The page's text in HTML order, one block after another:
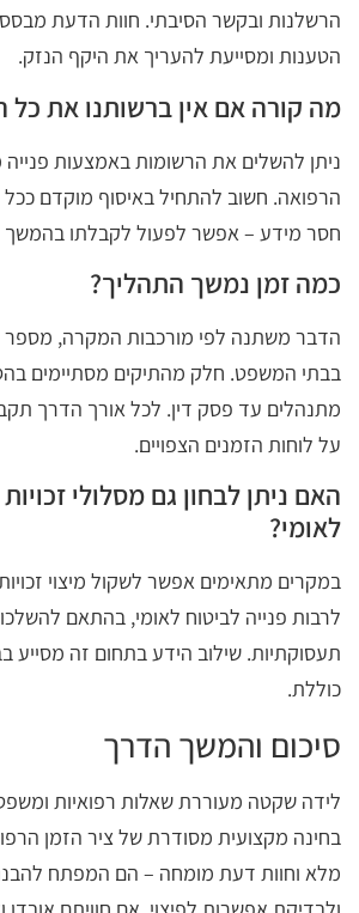
הרשלנות ובקשר הסיבתי. חוות הדעת
הטענות ומסייעת להעריך את היקף הנזק.
מה קורה אם אין ברשותנו את כל
ניתן להשלים את הרשומות באמצעות פנייה
הרפואה. חשוב להתחיל באיסוף מוקדם
חסר מידע – אפשר לפעול לקבלתו בהמשך
כמה זמן נמשך התהליך?
הדבר משתנה לפי מורכבות המקרה, מספר
בבתי המשפט. חלק מהתיקים מסתיימים
מתנהלים עד פסק דין. לכל אורך הדרך
על לוחות הזמנים הצפויים.
האם ניתן לבחון גם מסלולי
לאומי?
במקרים מתאימים אפשר לשקול מיצוי
לרבות פנייה לביטוח לאומי, בהתאם
תעסוקתיות. שילוב הידע בתחום זה מסייע
כוללת.
סיכום והמשך הדרך
לידה שקטה מעוררת שאלות רפואיות
בחינה מקצועית מסודרת של ציר הזמן
מלא וחוות דעת מומחה – הם המפתח